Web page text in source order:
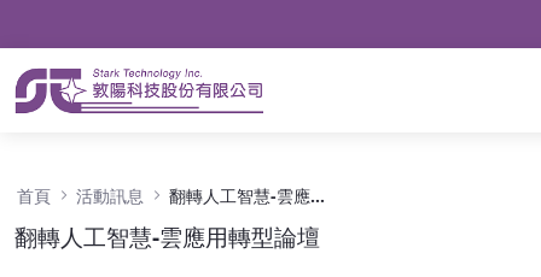
首頁 活動訊息 翻轉人工智慧-雲應用轉型論壇
翻轉人工智慧-雲應用轉型論壇